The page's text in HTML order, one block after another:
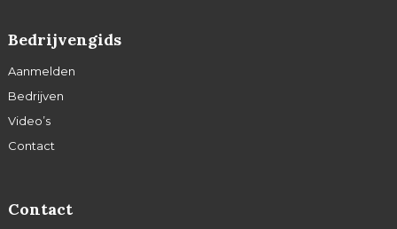
Bedrijvengids
Aanmelden
Bedrijven
Video’s
Contact
Contact